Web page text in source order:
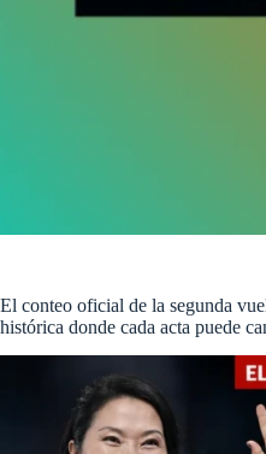
El conteo oficial de la segunda
histórica donde cada acta puede